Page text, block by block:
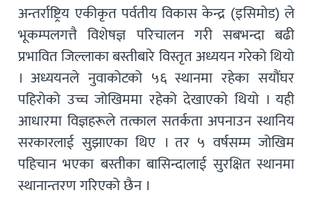
अन्तर्राष्ट्रिय एकीकृत पर्वतीय विकास केन्द्र (इसिमोड) ले
भूकम्पलगत्तै विशेषज्ञ परिचालन गरी सबभन्दा बढी
प्रभावित जिल्लाका बस्तीबारे विस्तृत अध्ययन गरेको थियो
। अध्ययनले नुवाकोटको ५६ स्थानमा रहेका सयौंघर
पहिरोको उच्च जोखिममा रहेको देखाएको थियो । यही
आधारमा विज्ञहरूले तत्काल सतर्कता अपनाउन स्थानिय
सरकारलाई सुझाएका थिए । तर ५ वर्षसम्म जोखिम
पहिचान भएका बस्तीका बासिन्दालाई सुरक्षित स्थानमा
स्थानान्तरण गरिएको छैन ।